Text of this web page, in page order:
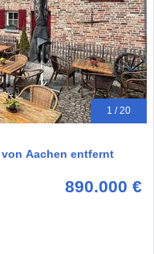
1 / 20
Aachen entfernt
890.000 €